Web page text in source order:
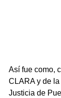
Así fue como,
CLARA y de
Justicia de